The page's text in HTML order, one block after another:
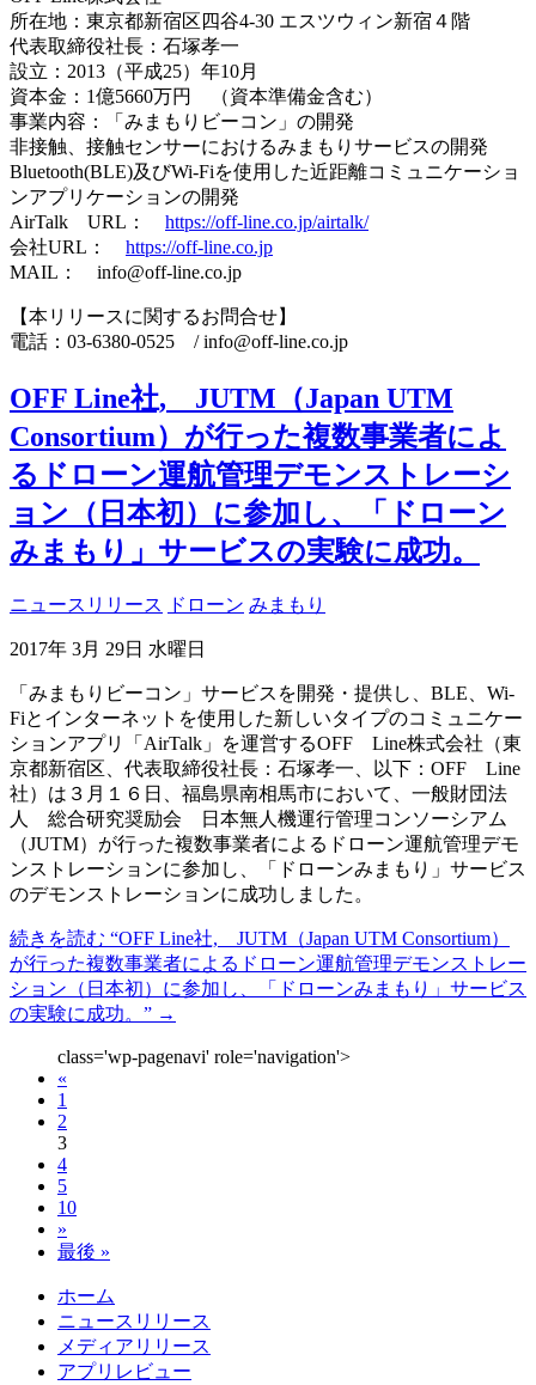
所在地：東京都新宿区四谷4-30 エスツウィン新宿４階
代表取締役社長：石塚孝一
設立：2013（平成25）年10月
資本金：1億5660万円 （資本準備金含む）
事業内容：「みまもりビーコン」の開発
非接触、接触センサーにおけるみまもりサービスの開発
Bluetooth(BLE)及びWi-Fiを使用した近距離コミュニケーショ
ンアプリケーションの開発
AirTalk URL： https://off-line.co.jp/airtalk/
会社URL： https://off-line.co.jp
MAIL： info@off-line.co.jp
【本リリースに関するお問合せ】
電話：03-6380-0525 / info@off-line.co.jp
OFF Line社, JUTM（Japan UTM
Consortium）が行った複数事業者によ
るドローン運航管理デモンストレーシ
ョン（日本初）に参加し、「ドローン
みまもり」サービスの実験に成功。
ニュースリリース ドローン みまもり
2017年 3月 29日 水曜日
「みまもりビーコン」サービスを開発・提供し、BLE、Wi-
Fiとインターネットを使用した新しいタイプのコミュニケー
ションアプリ「AirTalk」を運営するOFF Line株式会社（東
京都新宿区、代表取締役社長：石塚孝一、以下：OFF Line
社）は３月１６日、福島県南相馬市において、一般財団法
人 総合研究奨励会 日本無人機運行管理コンソーシアム
（JUTM）が行った複数事業者によるドローン運航管理デモ
ンストレーションに参加し、「ドローンみまもり」サービス
のデモンストレーションに成功しました。
続きを読む “OFF Line社, JUTM（Japan UTM Consortium）
が行った複数事業者によるドローン運航管理デモンストレー
ション（日本初）に参加し、「ドローンみまもり」サービス
の実験に成功。” →
class='wp-pagenavi' role='navigation'>
«
1
2
3
4
5
10
»
最後 »
ホーム
ニュースリリース
メディアリリース
アプリレビュー